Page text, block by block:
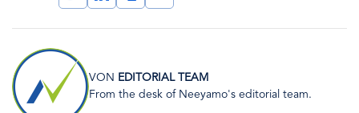
Bild
VON EDITORIAL TEAM
From the desk of Neeyamo's editorial team.